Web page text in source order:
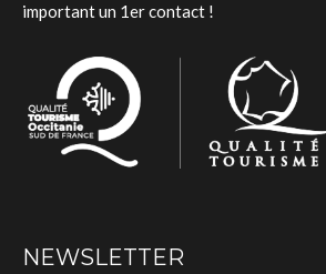
important un 1er contact !
NEWSLETTER